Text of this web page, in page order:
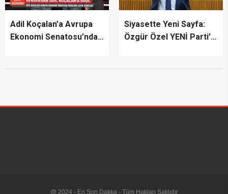
Adil Koçalan’a Avrupa
Ekonomi Senatosu’ndan
Siyasette Yeni Sayfa:
Özgür Özel YENİ Parti’yi
@ 2024 - En Son Dakka - Tüm Hakları Saklıdır